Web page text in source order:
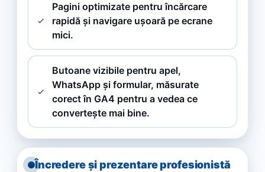
Pagini optimizate pentru încărcare
rapidă și navigare ușoară pe ecrane
mici.
Butoane vizibile pentru apel,
WhatsApp și formular, măsurate
corect în GA4 pentru a vedea ce
convertește mai bine.
Încredere și prezentare profesionistă